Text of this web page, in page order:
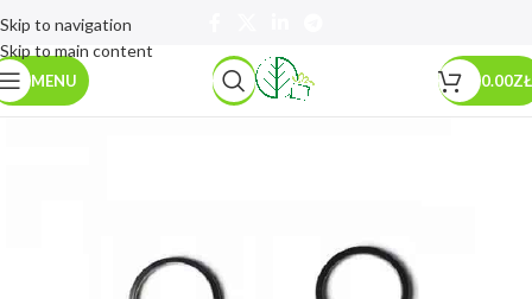
Skip to navigation
Skip to main content
MENU 0.00ZŁ